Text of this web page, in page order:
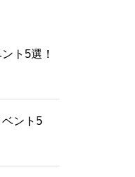
ト5選！
ベント5